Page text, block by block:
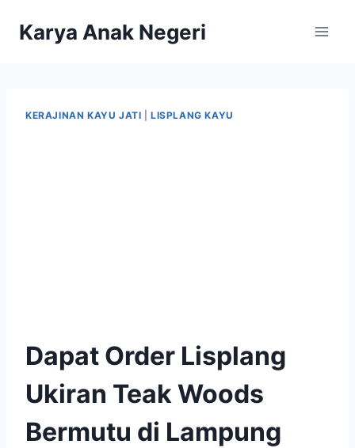
Karya Anak Negeri
KERAJINAN KAYU JATI |LISPLANG KAYU
Dapat Order Lisplang
Ukiran Teak Woods
Bermutu di Lampung